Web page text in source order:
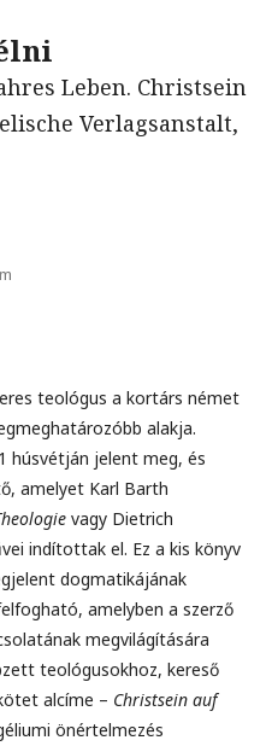
Leben. Christsein
Verlagsanstalt,
teológus a kortárs német
alakja.
húsvétján jelent meg, és
amelyet Karl Barth
vagy Dietrich
indítottak el. Ez a kis könyv
dogmatikájának
amelyben a szerző
megvilágítására
teológusokhoz, kereső
alcíme – Christsein auf
önértelmezés